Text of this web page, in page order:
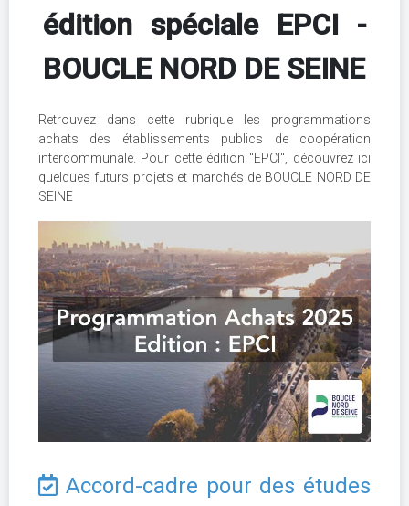
édition spéciale EPCI -
BOUCLE NORD DE SEINE
Retrouvez dans cette rubrique les programmations
achats des établissements publics de coopération
intercommunale. Pour cette édition "EPCI", découvrez ici
quelques futurs projets et marchés de BOUCLE NORD DE
SEINE
Accord-cadre pour des études